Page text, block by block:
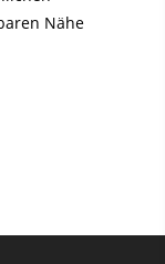
Nähe